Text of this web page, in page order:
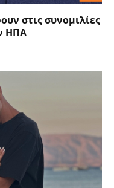
στις συνομιλίες
ΗΠΑ